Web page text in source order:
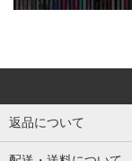
返品について